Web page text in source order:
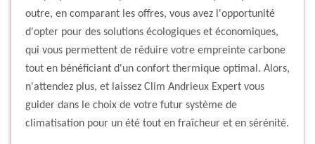
outre, en comparant les offres, vous avez l'opportunité
d'opter pour des solutions écologiques et économiques,
qui vous permettent de réduire votre empreinte carbone
tout en bénéficiant d'un confort thermique optimal. Alors,
n'attendez plus, et laissez Clim Andrieux Expert vous
guider dans le choix de votre futur système de
climatisation pour un été tout en fraîcheur et en sérénité.